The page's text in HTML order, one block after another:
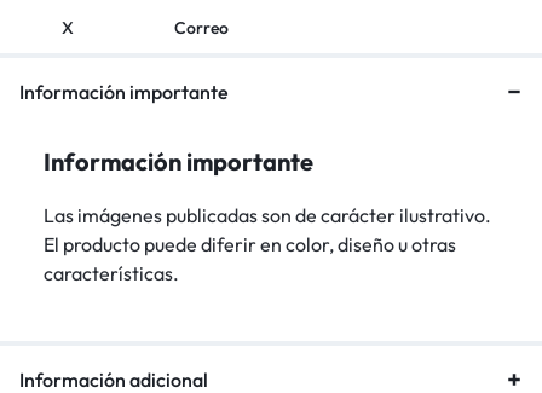
X Correo
Información importante
Información importante
Las imágenes publicadas son de carácter ilustrativo.
El producto puede diferir en color, diseño u otras
características.
Información adicional